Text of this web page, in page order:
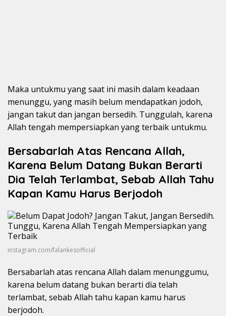
Maka untukmu yang saat ini masih dalam keadaan
menunggu, yang masih belum mendapatkan jodoh,
jangan takut dan jangan bersedih. Tunggulah, karena
Allah tengah mempersiapkan yang terbaik untukmu.
Bersabarlah Atas Rencana Allah,
Karena Belum Datang Bukan Berarti
Dia Telah Terlambat, Sebab Allah Tahu
Kapan Kamu Harus Berjodoh
instagram.com/falankesofficial
Bersabarlah atas rencana Allah dalam menunggumu,
karena belum datang bukan berarti dia telah
terlambat, sebab Allah tahu kapan kamu harus
berjodoh.